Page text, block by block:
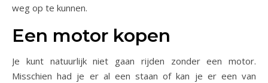
weg op te kunnen.
Een motor kopen
Je kunt natuurlijk niet gaan rijden zonder een motor.
Misschien had je er al een staan of kan je er een van